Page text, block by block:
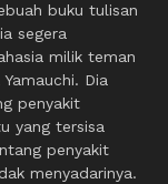
buku tulisan
segera
milik teman
Dia
penyakit
yang tersisa
penyakit
menyadarinya.